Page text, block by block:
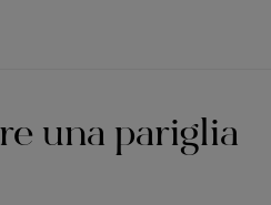
una pariglia